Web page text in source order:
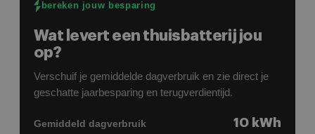
opgelost/aangepast.
bereken jouw besparing
Wat levert een thuisbatterij jou
op?
Verschuif je gemiddelde dagverbruik en zie direct je
geschatte jaarbesparing en terugverdientijd.
Gemiddeld dagverbruik 10 kWh